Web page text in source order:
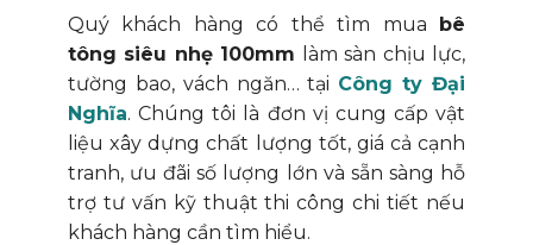
Quý khách hàng có thể tìm mua bê
tông siêu nhẹ 100mm làm sàn chịu lực,
tường bao, vách ngăn… tại Công ty Đại
Nghĩa. Chúng tôi là đơn vị cung cấp vật
liệu xây dựng chất lượng tốt, giá cả cạnh
tranh, ưu đãi số lượng lớn và sẵn sàng hỗ
trợ tư vấn kỹ thuật thi công chi tiết nếu
khách hàng cần tìm hiểu.